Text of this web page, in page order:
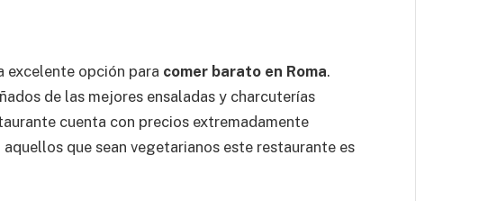
excelente opción para comer barato en Roma.
de las mejores ensaladas y charcuterías
cuenta con precios extremadamente
que sean vegetarianos este restaurante es